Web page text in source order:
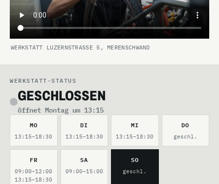
VIDEO ANSEHEN
WERKSTATT LUZERNSTRASSE 5, MERENSCHWAND
WERKSTATT-STATUS
GESCHLOSSEN
öffnet Montag um 13:15
MO
13:15–18:30
DI
13:15–18:30
MI
13:15–18:30
DO
geschl.
FR
09:00–12:00
13:15–18:30
SA
09:00–15:00
SO
geschl.